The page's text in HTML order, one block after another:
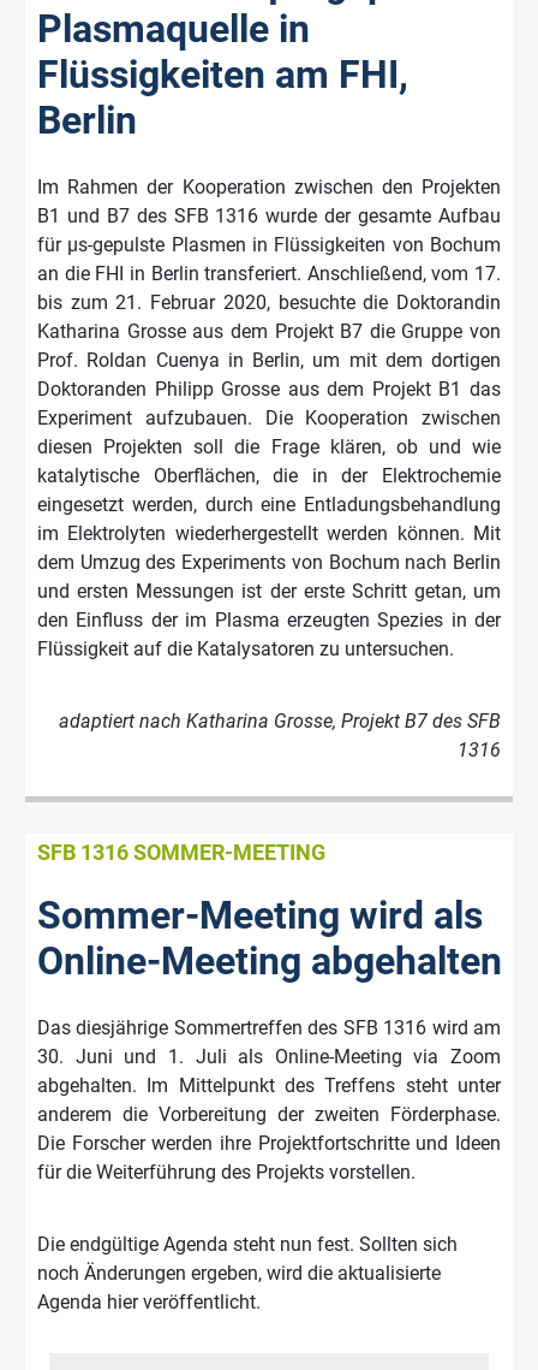
Plasmaquelle in
Flüssigkeiten am FHI,
Berlin
Im Rahmen der Kooperation zwischen den Projekten
B1 und B7 des SFB 1316 wurde der gesamte Aufbau
für µs-gepulste Plasmen in Flüssigkeiten von Bochum
an die FHI in Berlin transferiert. Anschließend, vom 17.
bis zum 21. Februar 2020, besuchte die Doktorandin
Katharina Grosse aus dem Projekt B7 die Gruppe von
Prof. Roldan Cuenya in Berlin, um mit dem dortigen
Doktoranden Philipp Grosse aus dem Projekt B1 das
Experiment aufzubauen. Die Kooperation zwischen
diesen Projekten soll die Frage klären, ob und wie
katalytische Oberflächen, die in der Elektrochemie
eingesetzt werden, durch eine Entladungsbehandlung
im Elektrolyten wiederhergestellt werden können. Mit
dem Umzug des Experiments von Bochum nach Berlin
und ersten Messungen ist der erste Schritt getan, um
den Einfluss der im Plasma erzeugten Spezies in der
Flüssigkeit auf die Katalysatoren zu untersuchen.
adaptiert nach Katharina Grosse, Projekt B7 des SFB
1316
SFB 1316 SOMMER-MEETING
Sommer-Meeting wird als
Online-Meeting abgehalten
Das diesjährige Sommertreffen des SFB 1316 wird am
30. Juni und 1. Juli als Online-Meeting via Zoom
abgehalten. Im Mittelpunkt des Treffens steht unter
anderem die Vorbereitung der zweiten Förderphase.
Die Forscher werden ihre Projektfortschritte und Ideen
für die Weiterführung des Projekts vorstellen.
Die endgültige Agenda steht nun fest. Sollten sich
noch Änderungen ergeben, wird die aktualisierte
Agenda hier veröffentlicht.